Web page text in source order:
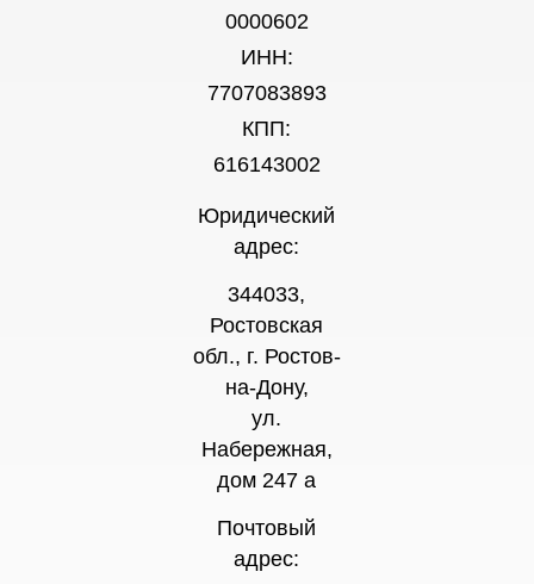
0000602
ИНН:
7707083893
КПП:
616143002
Юридический
адрес:
344033,
Ростовская
обл., г. Ростов-
на-Дону,
ул.
Набережная,
дом 247 а
Почтовый
адрес: